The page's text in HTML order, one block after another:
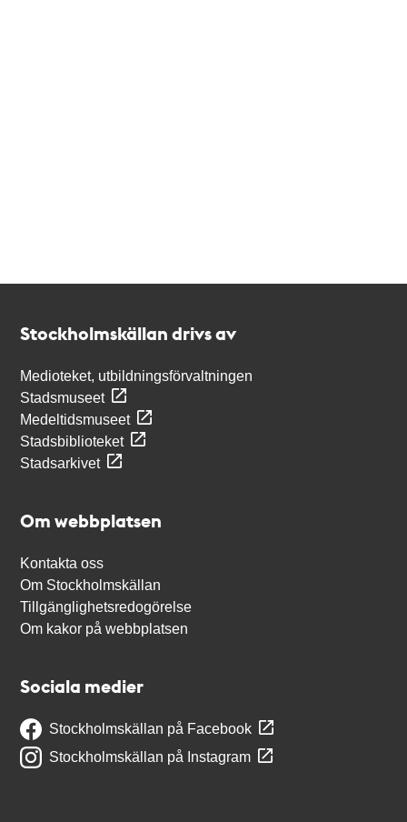
Stockholmskällan drivs av
Medioteket, utbildningsförvaltningen
Stadsmuseet
Medeltidsmuseet
Stadsbiblioteket
Stadsarkivet
Om webbplatsen
Kontakta oss
Om Stockholmskällan
Tillgänglighetsredogörelse
Om kakor på webbplatsen
Sociala medier
Stockholmskällan på Facebook
Stockholmskällan på Instagram